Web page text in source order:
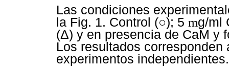
Las condiciones
la Fig. 1. Control (○); 5 mg/ml
(Δ) y en presencia de CaM y
Los resultados
experimentos independientes.